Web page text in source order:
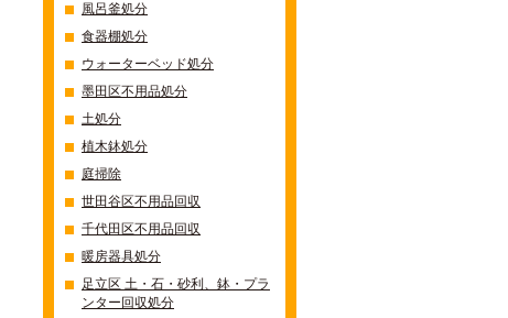
風呂釜処分
食器棚処分
ウォーターベッド処分
墨田区不用品処分
土処分
植木鉢処分
庭掃除
世田谷区不用品回収
千代田区不用品回収
暖房器具処分
足立区 土・石・砂利、鉢・プラ
ンター回収処分